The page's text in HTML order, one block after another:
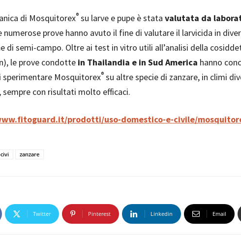
di Mosquitorex® su larve e pupe è stata valutata da
numerose prove hanno avuto il fine di valutare il larvicida in
di semi-campo. Oltre ai test in vitro utili all’analisi della
le prove condotte in Thailandia e in Sud America hanno
sperimentare Mosquitorex® su altre specie di zanzare, in climi
sempre con risultati molto efficaci.
prodotti/uso-domestico-e-civile/
zanzare
Twitter Pinterest Linkedin Email